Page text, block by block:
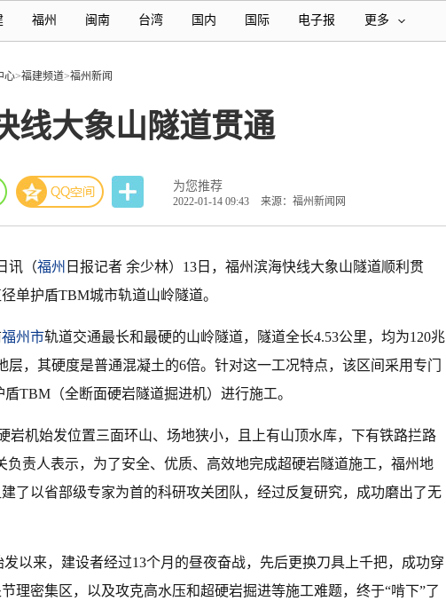
福州 闽南 台湾 国内 国际 电子报 更多
心>福建频道>福州新闻
线大象山隧道贯通
为您推荐
2022-01-14 09:43 来源：福州新闻网
讯（福州 日报记者 余少林）13日，福州滨海快线大象山隧道顺利贯
单护盾TBM城市轨道山岭隧道。
福州市轨道交通最长和最硬的山岭隧道，隧道全长4.53公里，均为120兆
层，其硬度是普通混凝土的6倍。针对这一工况特点，该区间采用专门
TBM（全断面硬岩隧道掘进机）进行施工。
岩机始发位置三面环山、场地狭小，且上有山顶水库，下有铁路拦路
负责人表示，为了安全、优质、高效地完成超硬岩隧道施工，福州地
了以省部级专家为首的科研攻关团队，经过反复研究，成功磨出了无
发以来，建设者经过13个月的昼夜奋战，先后更换刀具上千把，成功穿
理密集区，以及攻克高水压和超硬岩掘进等施工难题，终于“啃下”了